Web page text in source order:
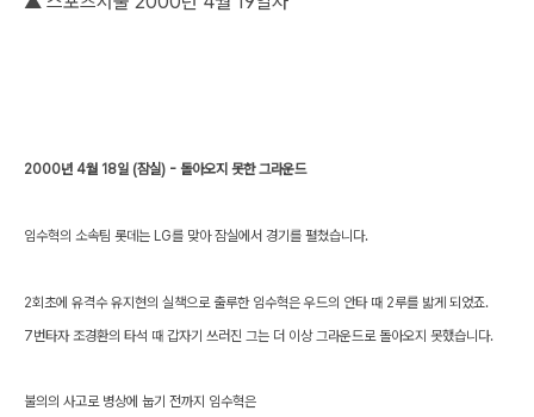
2000년 4월 18일 (잠실) - 돌아오지 못한 그라운드
임수혁의 소속팀 롯데는 LG를 맞아 잠실에서 경기를 펼쳤습니다.
2회초에 유격수 유지현의 실책으로 출루한 임수혁은 우드의 안타 때 2루를 밟게 되었죠.
7번타자 조경환의 타석 때 갑자기 쓰러진 그는 더 이상 그라운드로 돌아오지 못했습니다.
불의의 사고로 병상에 눕기 전까지 임수혁은